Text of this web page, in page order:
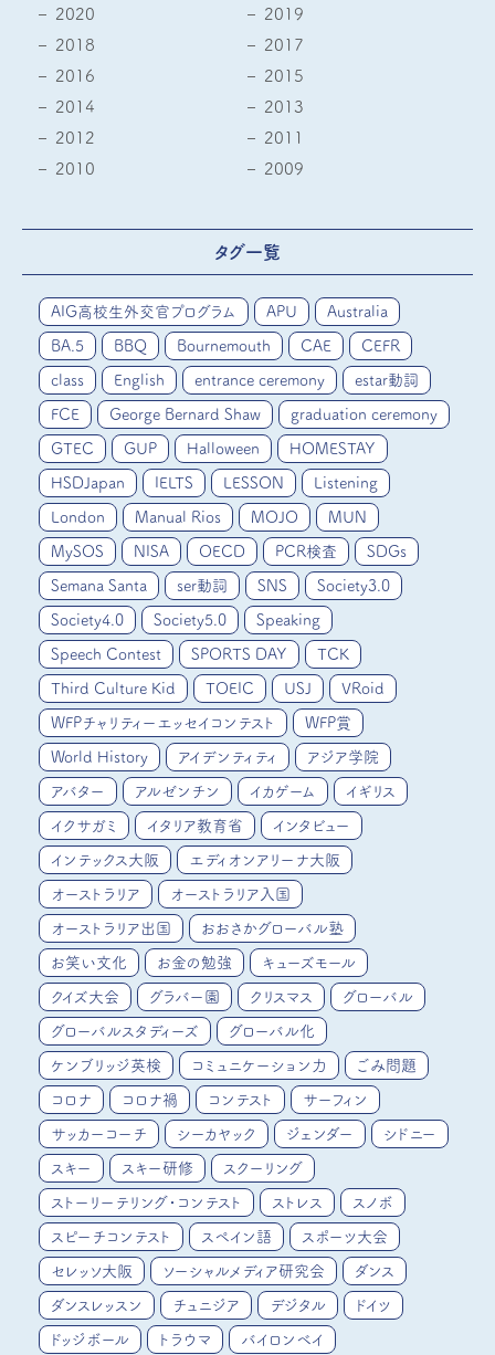
2020
2019
2018
2017
2016
2015
2014
2013
2012
2011
2010
2009
タグ一覧
AIG高校生外交官プログラム APU Australia
BA.5 BBQ Bournemouth CAE CEFR
class English entrance ceremony estar動詞
FCE George Bernard Shaw graduation ceremony
GTEC GUP Halloween HOMESTAY
HSDJapan IELTS LESSON Listening
London Manual Rios MOJO MUN
MySOS NISA OECD PCR検査 SDGs
Semana Santa ser動詞 SNS Society3.0
Society4.0 Society5.0 Speaking
Speech Contest SPORTS DAY TCK
Third Culture Kid TOEIC USJ VRoid
WFPチャリティーエッセイコンテスト WFP賞
World History アイデンティティ アジア学院
アバター アルゼンチン イカゲーム イギリス
イクサガミ イタリア教育省 インタビュー
インテックス大阪 エディオンアリーナ大阪
オーストラリア オーストラリア入国
オーストラリア出国 おおさかグローバル塾
お笑い文化 お金の勉強 キューズモール
クイズ大会 グラバー園 クリスマス グローバル
グローバルスタディーズ グローバル化
ケンブリッジ英検 コミュニケーション力 ごみ問題
コロナ コロナ禍 コンテスト サーフィン
サッカーコーチ シーカヤック ジェンダー シドニー
スキー スキー研修 スクーリング
ストーリーテリング・コンテスト ストレス スノボ
スピーチコンテスト スペイン語 スポーツ大会
セレッソ大阪 ソーシャルメディア研究会 ダンス
ダンスレッスン チュニジア デジタル ドイツ
ドッジボール トラウマ バイロンベイ